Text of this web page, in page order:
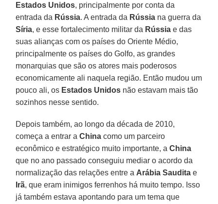
Estados Unidos, principalmente por conta da
entrada da Rússia. A entrada da Rússia na guerra da
Síria, e esse fortalecimento militar da Rússia e das
suas alianças com os países do Oriente Médio,
principalmente os países do Golfo, as grandes
monarquias que são os atores mais poderosos
economicamente ali naquela região. Então mudou um
pouco ali, os Estados Unidos não estavam mais tão
sozinhos nesse sentido.
Depois também, ao longo da década de 2010,
começa a entrar aChina como um parceiro
econômico e estratégico muito importante, aChina
que no ano passado conseguiu mediar o acordo da
normalização das relações entre a Arábia Saudita e
Irã, que eram inimigos ferrenhos há muito tempo. Isso
já também estava apontando para um tema que